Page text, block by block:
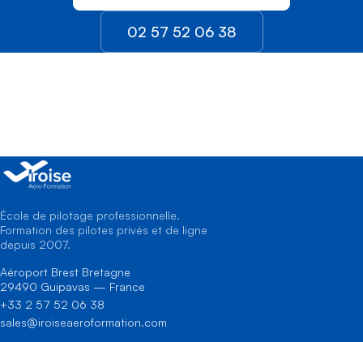
02 57 52 06 38
École de pilotage professionnelle.
Formation des pilotes privés et de ligne
depuis 2007.
Aéroport Brest Bretagne
29490 Guipavas — France
+33 2 57 52 06 38
sales@iroiseaeroformation.com